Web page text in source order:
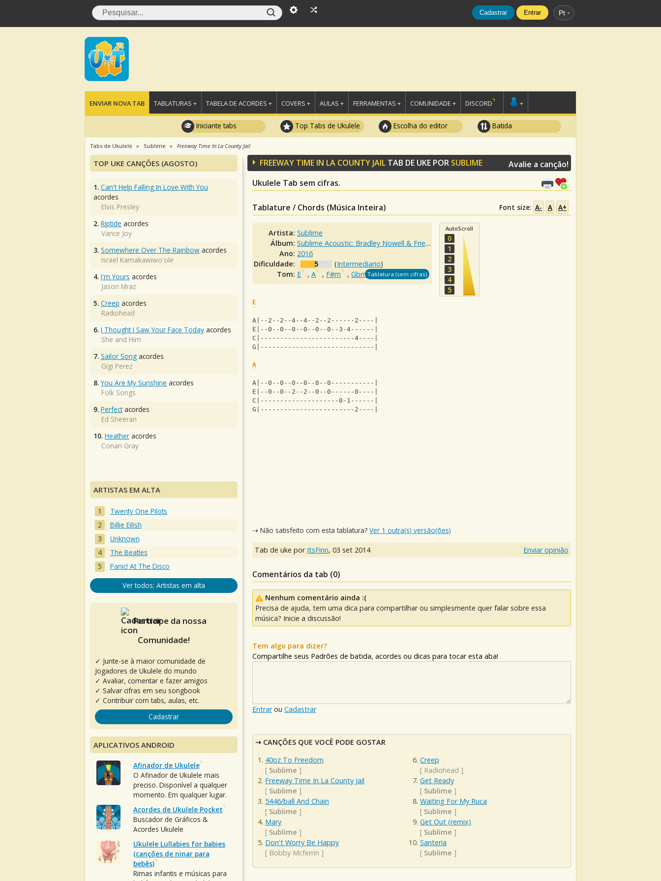
Cadastrar Entrar Pt
ENVIAR NOVA TAB TABLATURAS + TABELA DE ACORDES + COVERS + AULAS + FERRAMENTAS + COMUNIDADE + DISCORD +
Iniciante tabs Top Tabs de Ukulele Escolha do editor Batida
Tabs de Ukulele Sublime Freeway Time In La County Jail
FREEWAY TIME IN LA COUNTY JAIL TAB DE UKE POR SUBLIME
Ukulele Tab sem cifras.
Avalie a canção!
Tablature / Chords (Música Inteira) Font size: A- A A+
Artista:Sublime
Álbum:Sublime Acoustic: Bradley Nowell & Friends
Ano: 2016
Dificuldade:
5 (Intermediario)
Tom: E ,A , F#m ,Gbm ,C#m ,
Tablatura (sem cifras)
AutoScroll
0
1
2
3
4
5
E
A|--2--2--4--4--2--2------2----|
E|--0--0--0--0--0--0--3-4------|
C|------------------------4----|
G|-----------------------------|
A
A|--0--0--0--0--0--0-----------|
E|--0--0--2--2--0--0------0----|
C|--------------------0-1------|
G|------------------------2----|
⇢ Não satisfeito com esta tablatura? Ver 1 outra(s) versão(ões)
Tab de uke por ItsFinn, 03 set 2014 Enviar opinião
Comentários da tab (0)
Nenhum comentário ainda :(
Precisa de ajuda, tem uma dica para compartilhar ou simplesmente quer falar sobre essa
música? Inicie a discussão!
Tem algo para dizer?
Compartilhe seus Padrões de batida, acordes ou dicas para tocar esta aba!
Entrarou Cadastrar
CANÇÕES QUE VOCÊ PODE GOSTAR
40oz To Freedom
[ Sublime ]
Freeway Time In La County Jail
[ Sublime ]
5446/ball And Chain
[ Sublime ]
Mary
[ Sublime ]
Don't Worry Be Happy
[ Bobby Mcferrin ]
Creep
[ Radiohead ]
Get Ready
[ Sublime ]
Waiting For My Ruca
[ Sublime ]
Get Out (remix)
[ Sublime ]
Santeria
[ Sublime ]
TOP UKE CANÇÕES (AGOSTO)
1. Can't Help Falling In Love With You
acordes
Elvis Presley
2. Riptide acordes
Vance Joy
3. Somewhere Over The Rainbow acordes
Israel Kamakawiwo'ole
4. I'm Yours acordes
Jason Mraz
5. Creep acordes
Radiohead
6. I Thought I Saw Your Face Today acordes
She and Him
7. Sailor Song acordes
Gigi Perez
8. You Are My Sunshine acordes
Folk Songs
9. Perfectacordes
Ed Sheeran
10. Heather acordes
Conan Gray
ARTISTAS EM ALTA
Twenty One Pilots
Billie Eilish
Unknown
The Beatles
Panic! At The Disco
Ver todos: Artistas em alta
Participe da nossa
Comunidade!
✓ Junte-se à maior comunidade de
Jogadores de Ukulele do mundo
✓ Avaliar, comentar e fazer amigos
✓ Salvar cifras em seu songbook
✓ Contribuir com tabs, aulas, etc.
Cadastrar
APLICATIVOS ANDROID
Afinador de Ukulele
O Afinador de Ukulele mais
preciso. Disponível a qualquer
momento. Em qualquer lugar.
Acordes de Ukulele Pocket
Buscador de Gráficos &
Acordes Ukulele
Ukulele Lullabies for babies
(canções de ninar para
bebês)
Rimas infantis e músicas para